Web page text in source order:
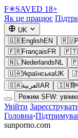
F✳SAVED 18+
Як це працює
UK
🇬🇧EnglishEN 🇷🇺
🇫🇷Français FR 🇵🇹
🇳🇱Nederlands NL
🇺🇦УкраїнськаUK
🇸🇦العربية AR 🇮🇳
Режим SFW:
Увійти
Головна›
sunporno.com